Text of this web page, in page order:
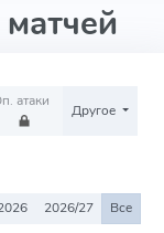
атаки
Другое
2026/27 Все